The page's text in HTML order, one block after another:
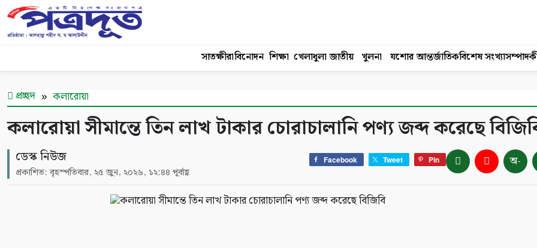
সাতক্ষীরাবিনোদন শিক্ষা খেলাধুলা জাতীয় খুলনা যশোর আন্তর্জাতিকবিশেষ সংখ্যা
প্রচ্ছদ কলারোয়া
কলারোয়া সীমান্তে তিন লাখ টাকার চোরাচালানি পণ্য জব্দ করেছে
ডেস্ক নিউজ
প্রকাশিত: বৃহস্পতিবার, ২৫ জুন, ২০২৬, ১২:৪৪ পূর্বাহ্ণ
Facebook Tweet Pin অ-